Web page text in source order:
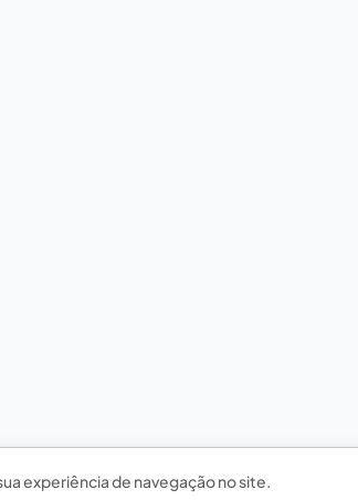
experiência de navegação no site.